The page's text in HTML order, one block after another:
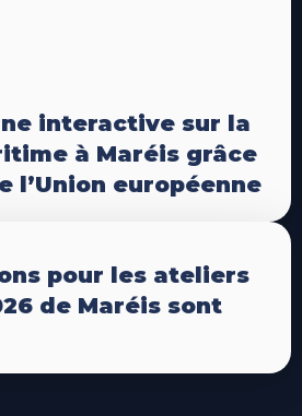
interactive sur la
à Maréis grâce
l’Union européenne
pour les ateliers
de Maréis sont